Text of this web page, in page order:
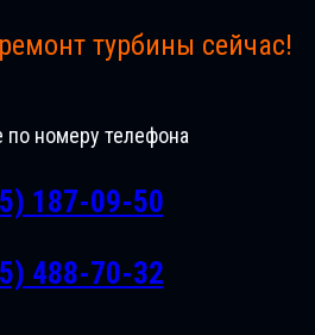
турбины сейчас!
по номеру телефона
187-09-50
488-70-32